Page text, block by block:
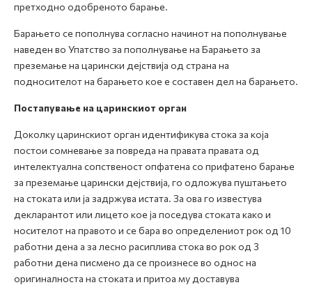
претходно одобреното барање.
Барањето се пополнува согласно начинот на пополнување
наведен во Упатство за пополнување на Барањето за
преземање на царински дејствија од страна на
подносителот на барањето кое е составен дел на барањето.
Постапување на царинскиот орган
Доколку царинскиот орган идентификува стока за која
постои сомневање за повреда на правата правата од
интелектуална сопственост опфатена со прифатено барање
за преземање царински дејствија, го одложува пуштањето
на стоката или ја задржува истата. За ова го известува
декларантот или лицето кое ја поседува стоката како и
носителот на правото и се бара во определeниот рок од 10
работни дена а за лесно расиплива стока во рок од 3
работни дена писмено да се произнесе во однос на
оригиналноста на стоката и притоа му доставува